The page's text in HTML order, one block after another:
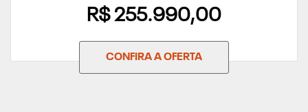
R$ 255.990,00
CONFIRA A OFERTA